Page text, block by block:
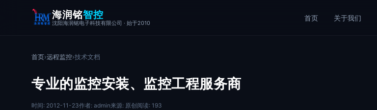
海润铭智控
沈阳海润铭电子科技有限公司 · 始于2010
首页 关于我们
首页›远程监控›技术文档
专业的监控安装、监控工程服务商
时间: 2012-11-23作者: admin来源: 原创阅读: 193